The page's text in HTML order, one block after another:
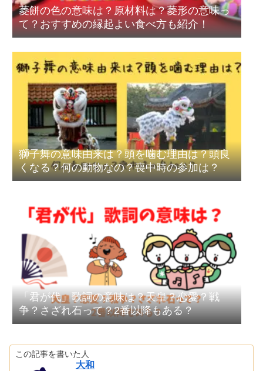
菱餅の色の意味は？原材料は？菱形の意味っ
て？おすすめの縁起よい食べ方も紹介！
獅子舞の意味由来は？頭を噛む理由は？頭良
くなる？何の動物なの？喪中時の参加は？
「君が代」歌詞の意味は？天皇？恋愛？戦
争？さざれ石って？2番以降もある？
この記事を書いた人
大和